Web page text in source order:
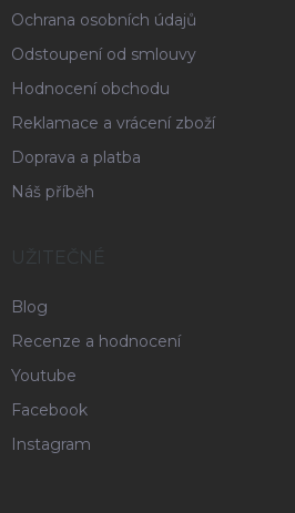
Ochrana osobních údajů
Odstoupení od smlouvy
Hodnocení obchodu
Reklamace a vrácení zboží
Doprava a platba
Náš příběh
UŽITEČNÉ
Blog
Recenze a hodnocení
Youtube
Facebook
Instagram